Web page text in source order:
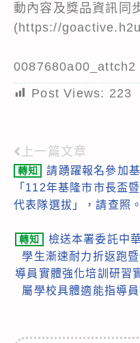
動內容及獎品資訊同
(https://
0087680a00_attch2
Post Views: 223
Read
more
articles
上一篇文章
轉知
請踴躍報名參加
「112年基隆市市長盃
代表隊選拔」，請查照。
轉知
檢送本署委託中
學生漸速耐力折返跑
導員實體強化培訓研習
屬學校具體適能指導